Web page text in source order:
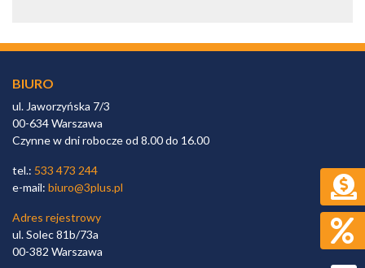
BIURO
ul. Jaworzyńska 7/3
00-634 Warszawa
Czynne w dni robocze od 8.00 do 16.00
tel.: 533 473 244
e-mail: biuro@3plus.pl
Adres rejestrowy
ul. Solec 81b/73a
00-382 Warszawa